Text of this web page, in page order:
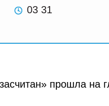
03 31
прошла на